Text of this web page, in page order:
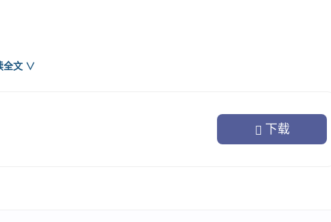
都不敢出。记得有一次，我正在写毛笔字，有点儿心不在焉。这
个字！写个毛笔字都写不好，都说了写字要用心，你长耳朵长哪去
一次，我放学回家，等了半天也没见爸爸人影，心里很是生气。
全文 ∨
下载